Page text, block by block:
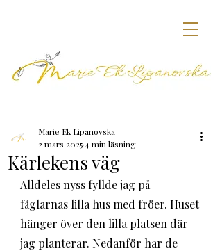
Kärlekens väg
Marie Ek Lipanovska
2 mars 2025 4 min läsning
Alldeles nyss fyllde jag på
fåglarnas lilla hus med fröer. Huset
hänger över den lilla platsen där
jag planterar. Nedanför har de